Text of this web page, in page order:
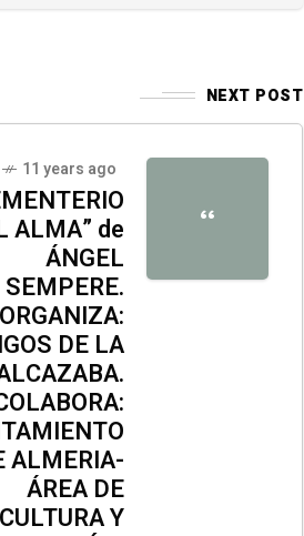
NEXT POST
“
11 years ago
ALMA” de
ÁNGEL
SEMPERE.
ORGANIZA:
DE LA
ALMERIA-
ÁREA DE
CULTURA Y